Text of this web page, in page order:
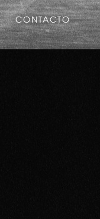
CONTACTO